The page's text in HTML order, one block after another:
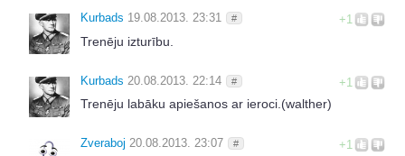
+1
Kurbads 19.08.2013. 23:31 #
Trenēju izturību.
+1
Kurbads 20.08.2013. 22:14 #
Trenēju labāku apiešanos ar ieroci.(walther)
+1
Zveraboj 20.08.2013. 23:07 #